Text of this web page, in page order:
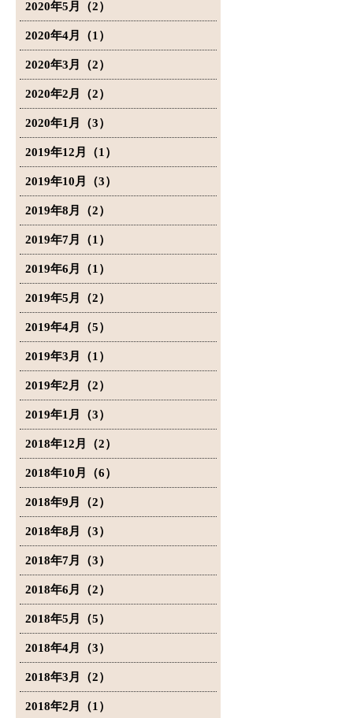
2020年5月（2）
2020年4月（1）
2020年3月（2）
2020年2月（2）
2020年1月（3）
2019年12月（1）
2019年10月（3）
2019年8月（2）
2019年7月（1）
2019年6月（1）
2019年5月（2）
2019年4月（5）
2019年3月（1）
2019年2月（2）
2019年1月（3）
2018年12月（2）
2018年10月（6）
2018年9月（2）
2018年8月（3）
2018年7月（3）
2018年6月（2）
2018年5月（5）
2018年4月（3）
2018年3月（2）
2018年2月（1）